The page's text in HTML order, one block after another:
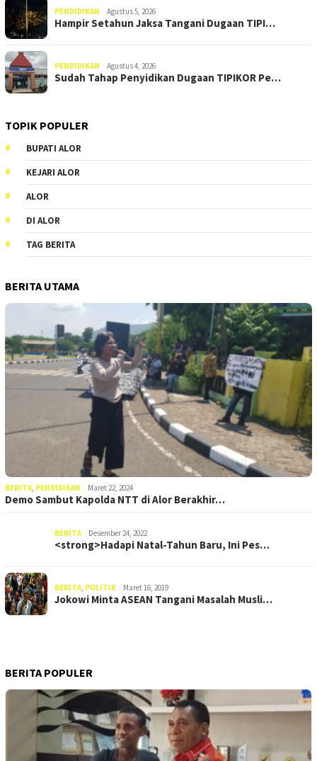
PENDIDIKAN Agustus 5, 2026
Hampir Setahun Jaksa Tangani Dugaan TIPI…
PENDIDIKAN Agustus 4, 2026
Sudah Tahap Penyidikan Dugaan TIPIKOR Pe…
TOPIK POPULER
BUPATI ALOR
KEJARI ALOR
ALOR
DI ALOR
TAG BERITA
BERITA UTAMA
BERITA PENDIDIKAN Maret 22, 2024
Demo Sambut Kapolda NTT di Alor Berakhir…
BERITA Desember 24, 2022
<strong>Hadapi Natal-Tahun Baru, Ini Pes…
BERITA POLITIK Maret 16, 2019
Jokowi Minta ASEAN Tangani Masalah Musli…
BERITA POPULER